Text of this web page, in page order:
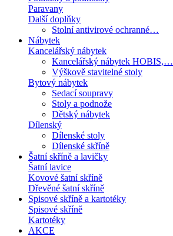
Paravany
Další doplňky
Stolní antivirové ochranné…
Nábytek
Kancelářský nábytek
Kancelářský nábytek HOBIS,…
Výškově stavitelné stoly
Bytový nábytek
Sedací soupravy
Stoly a podnože
Dětský nábytek
Dílenský
Dílenské stoly
Dílenské skříně
Šatní skříně a lavičky
Šatní lavice
Kovové šatní skříně
Dřevěné šatní skříně
Spisové skříně a kartotéky
Spisové skříně
Kartotéky
AKCE